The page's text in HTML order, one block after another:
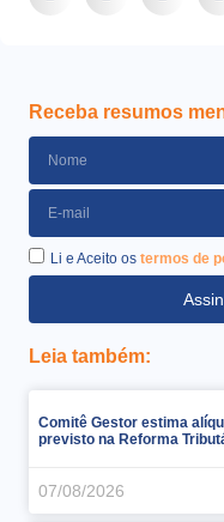
Receba resumos
Li e Aceito os termos de
Leia também:
Comitê Gestor estima
previsto na Reforma
07/08/2026